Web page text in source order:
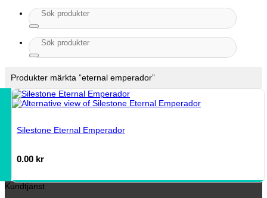
Sök
efter:
Sök
efter:
Produkter märkta ”eternal emperador”
Silestone Eternal Emperador
0.00 kr
Kundtjänst